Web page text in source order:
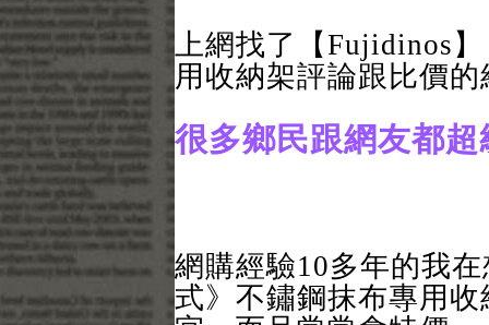
上網找了【Fujidinos
用收納架評論跟比價
很多鄉民跟網友都
網購經驗10多年的我
式》不鏽鋼抹布專用